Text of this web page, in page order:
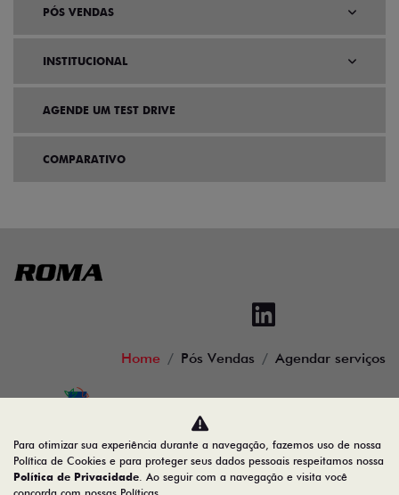
PÓS VENDAS
INSTITUCIONAL
AGENDE UM TEST DRIVE
COMPARATIVO
Home Pós Vendas Agendar serviços
Para otimizar sua experiência durante a navegação, fazemos uso de nossa
Política de Cookies e para proteger seus dados pessoais respeitamos nossa
Política de Privacidade. Ao seguir com a navegação e visita você